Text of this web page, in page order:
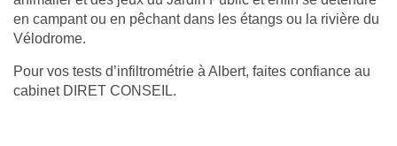
en campant ou en pêchant dans les étangs ou la rivière du
Vélodrome.
Pour vos tests d’infiltrométrie à Albert, faites confiance au
cabinet DIRET CONSEIL.